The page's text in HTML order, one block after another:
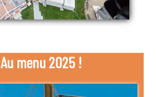
Au menu 2025 !